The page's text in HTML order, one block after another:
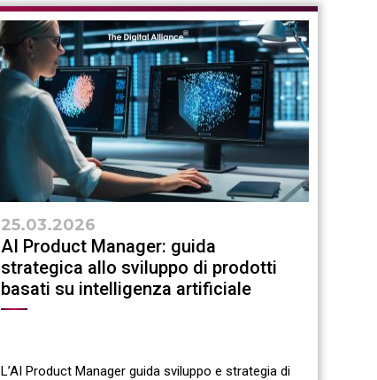
25.03.2026
AI Product Manager: guida
strategica allo sviluppo di prodotti
basati su intelligenza artificiale
L’AI Product Manager guida sviluppo e strategia di